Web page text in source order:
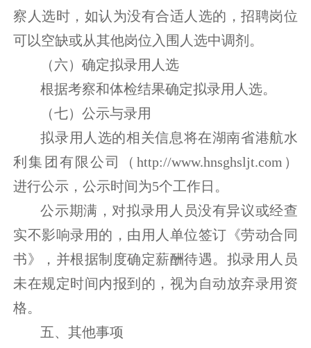
察人选时，如认为没有合适人选的，招聘岗位
可以空缺或从其他岗位入围人选中调剂。
（六）确定拟录用人选
根据考察和体检结果确定拟录用人选。
（七）公示与录用
拟录用人选的相关信息将在湖南省港航水
利集团有限公司（http://www.hnsghsljt.com）
进行公示，公示时间为5个工作日。
公示期满，对拟录用人员没有异议或经查
实不影响录用的，由用人单位签订《劳动合同
书》，并根据制度确定薪酬待遇。拟录用人员
未在规定时间内报到的，视为自动放弃录用资
格。
五、其他事项